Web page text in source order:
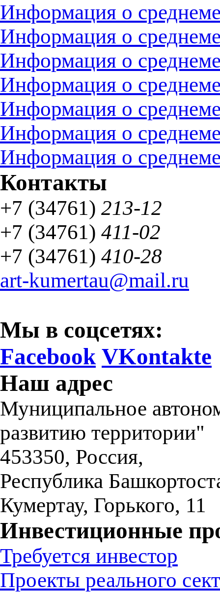
Информация о
Информация о
Информация о
Информация о
Информация о
Информация о
Информация о
Контакты
+7 (34761) 213-12
+7 (34761) 411-02
+7 (34761) 410-28
art-kumertau@mail.ru
Мы в соцсетях:
Facebook VKontakte
Наш адрес
Муниципальное
развитию территории"
453350, Россия,
Республика
Кумертау, Горького, 11
Инвестиционные
Требуется инвестор
Проекты реального